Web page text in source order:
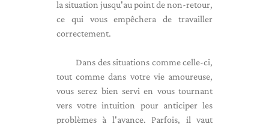
la situation jusqu'au point de non-retour,
ce qui vous empêchera de travailler
correctement.
Dans des situations comme celle-ci,
tout comme dans votre vie amoureuse,
vous serez bien servi en vous tournant
vers votre intuition pour anticiper les
problèmes à l'avance. Parfois, il vaut